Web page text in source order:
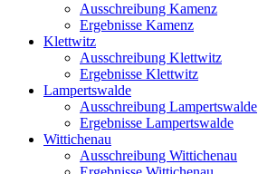
Ausschreibung Kamenz
Ergebnisse Kamenz
Klettwitz
Ausschreibung Klettwitz
Ergebnisse Klettwitz
Lampertswalde
Ausschreibung Lampertswalde
Ergebnisse Lampertswalde
Wittichenau
Ausschreibung Wittichenau